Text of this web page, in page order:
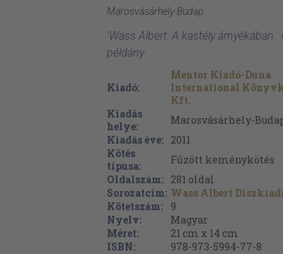
Marosvásárhely-Budap
'Wass Albert: A kastély árnyékában '
példány
Kiadó:
Mentor Kiadó-Duna
International
Kft.
Kiadás
helye:
Marosvásárhely-
Kiadás éve: 2011
Kötés
típusa:
Fűzött keménykötés
Oldalszám: 281 oldal
Sorozatcím: Wass Albert
Kötetszám:
9
Nyelv:
Magyar
Méret:
21 cm x 14 cm
ISBN:
978-973-5994-77-8